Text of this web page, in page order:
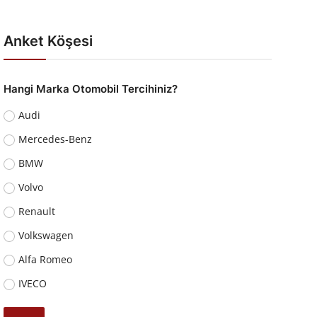
Anket Köşesi
Hangi Marka Otomobil Tercihiniz?
Audi
Mercedes-Benz
BMW
Volvo
Renault
Volkswagen
Alfa Romeo
IVECO